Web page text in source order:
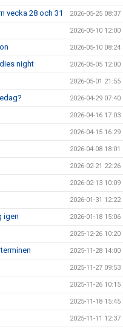
vecka 28 och 31 2026-05-25 08:37
2026-05-10 12:00
2026-05-10 08:24
night 2026-05-05 12:00
2026-05-01 21:55
2026-04-29 07:40
2026-04-16 17:03
2026-04-15 16:29
2026-04-08 18:01
2026-02-21 22:26
2026-02-13 10:09
2026-01-31 12:22
igen 2026-01-18 15:06
2025-12-26 10:20
2025-11-28 14:00
2025-11-27 09:53
2025-11-26 10:15
2025-11-18 15:45
2025-11-11 12:37